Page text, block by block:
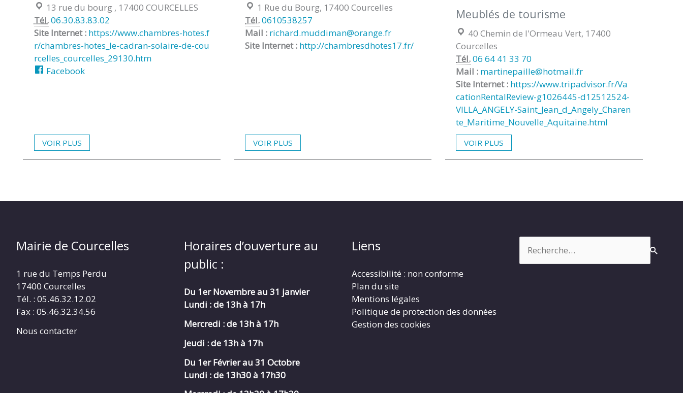
Localisation :
13 rue du bourg , 17400 COURCELLES
Tél.06.30.83.83.02
Site Internet : https://www.chambres-hotes.f
r/chambres-hotes_le-cadran-solaire-de-cou
rcelles_courcelles_29130.htm
Facebook
VOIR PLUS
Localisation :
1 Rue du Bourg, 17400 Courcelles
Tél.0610538257
Mail : richard.muddiman@orange.fr
Site Internet : http://chambresdhotes17.fr/
VOIR PLUS
Meublés de tourisme
Localisation :
40 Chemin de l'Ormeau Vert, 17400
Courcelles
Tél.06 64 41 33 70
Mail : martinepaille@hotmail.fr
Site Internet : https://www.tripadvisor.fr/Va
cationRentalReview-g1026445-d12512524-
VILLA_ANGELY-Saint_Jean_d_Angely_Charen
te_Maritime_Nouvelle_Aquitaine.html
VOIR PLUS
Mairie de Courcelles
1 rue du Temps Perdu
17400 Courcelles
Tél. : 05.46.32.12.02
Fax : 05.46.32.34.56
Nous contacter
Horaires d’ouverture au
public :
Du 1er Novembre au 31 janvier
Lundi : de 13h à 17h
Mercredi :de 13h à 17h
Jeudi : de 13h à 17h
Du 1er Février au 31 Octobre
Lundi : de 13h30 à 17h30
Liens
Accessibilité : non conforme
Plan du site
Mentions légales
Politique de protection des données
Gestion des cookies